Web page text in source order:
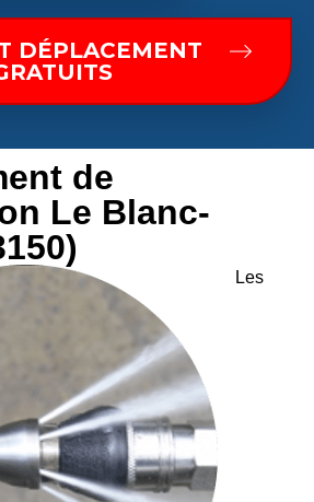
DÉPLACEMENT
de
Le Blanc-
Les